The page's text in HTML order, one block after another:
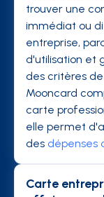
trouver une
immédiat ou
entreprise,
d'utilisation et
des critères
Mooncard
carte
elle permet
des dépenses
Carte